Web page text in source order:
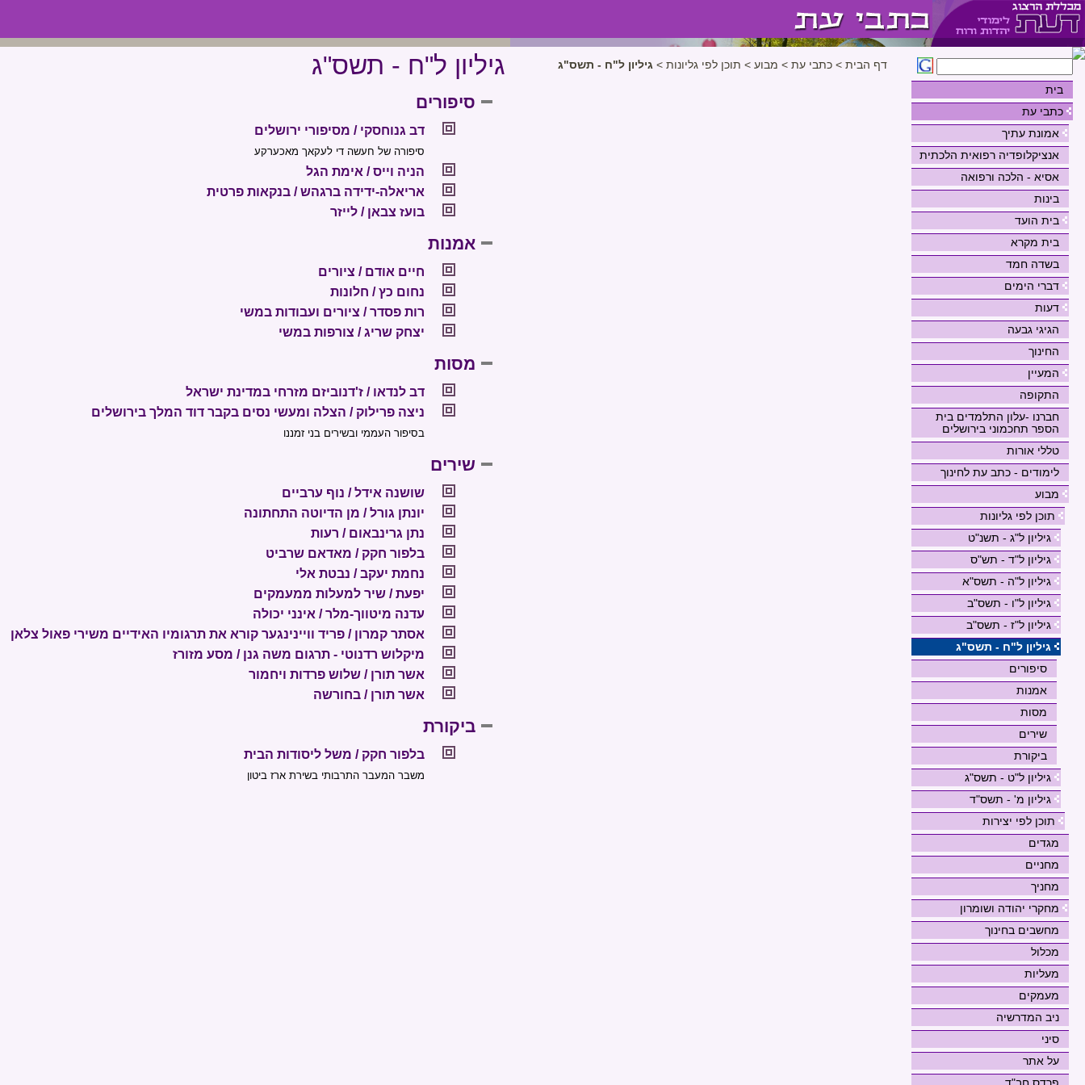
בית
כתבי עת
אמונת עתיך
אנציקלופדיה רפואית הלכתית
אסיא - הלכה ורפואה
בינות
בית הועד
בית מקרא
בשדה חמד
דברי הימים
דעות
הגיגי גבעה
החינוך
המעיין
התקופה
חברנו -עלון התלמדים בית
הספר תחכמוני בירושלים
טללי אורות
לימודים - כתב עת לחינוך
מבוע
תוכן לפי גליונות
גיליון ל"ג - תשנ"ט
גיליון ל"ד - תש"ס
גיליון ל"ה - תשס"א
גיליון ל"ו - תשס"ב
גיליון ל"ז - תשס"ב
גיליון ל"ח - תשס"ג
סיפורים
אמנות
מסות
שירים
ביקורת
גיליון ל"ט - תשס"ג
גיליון מ' - תשס"ד
תוכן לפי יצירות
מגדים
מחניים
מחניך
מחקרי יהודה ושומרון
מחשבים בחינוך
מכלול
מעליות
מעמקים
ניב המדרשיה
סיני
על אתר
דף הבית > כתבי עת > מבוע > תוכן לפי גליונות > גיליון ל"ח - תשס"ג גיליון ל"ח - תשס"ג
סיפורים
דב גנוחסקי / מסיפורי ירושלים
סיפורה של חעשה די לעקאך מאכערקע
הניה וייס / אימת הגל
אריאלה-ידידה ברגהש / בנקאות פרטית
בועז צבאן / לייזר
אמנות
חיים אודם / ציורים
נחום כץ / חלונות
רות פסדר / ציורים ועבודות במשי
יצחק שריג / צורפות במשי
מסות
דב לנדאו / ז'דנוביזם מזרחי במדינת ישראל
ניצה פרילוק / הצלה ומעשי נסים בקבר דוד המלך בירושלים
בסיפור העממי ובשירים בני זמננו
שירים
שושנה אידל / נוף ערביים
יונתן גורל / מן הדיוטה התחתונה
נתן גרינבאום / רעות
בלפור חקק / מאדאם שרביט
נחמת יעקב / נבטת אלי
יפעת / שיר למעלות ממעמקים
עדנה מיטווך-מלר / אינני יכולה
אסתר קמרון / פריד וויינינגער קורא את תרגומיו האידיים משירי פאול צלאן
מיקלוש רדנוטי - תרגום משה גנן / מסע מזורז
אשר תורן / שלוש פרדות ויחמור
אשר תורן / בחורשה
ביקורת
בלפור חקק / משל ליסודות הבית
משבר המעבר התרבותי בשירת ארז ביטון